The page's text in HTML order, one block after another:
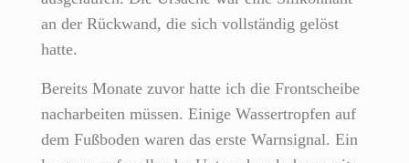
an der Rückwand, die sich vollständig gelöst
hatte.
Bereits Monate zuvor hatte ich die Frontscheibe
nacharbeiten müssen. Einige Wassertropfen auf
dem Fußboden waren das erste Warnsignal. Ein